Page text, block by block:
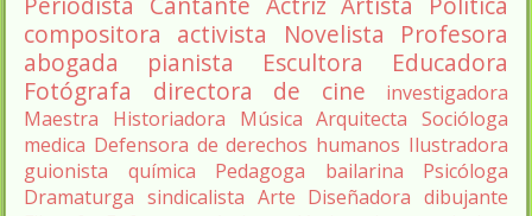
compositora activista Novelista
Profesora
abogada
pianista Escultora
Educadora
Fotógrafa
directora de cine
investigadora
Maestra
Historiadora Música Arquitecta Socióloga
medica Defensora de derechos humanos Ilustradora
guionista
química Pedagoga bailarina
Psicóloga
Dramaturga sindicalista Arte Diseñadora dibujante